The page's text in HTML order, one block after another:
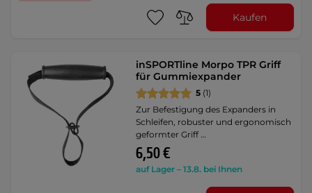
Kaufen
inSPORTline Morpo TPR Griff
für Gummiexpander
5 (1)
Zur Befestigung des Expanders in
Schleifen, robuster und ergonomisch
geformter Griff …
6,50 €
auf Lager – 13.8. bei Ihnen